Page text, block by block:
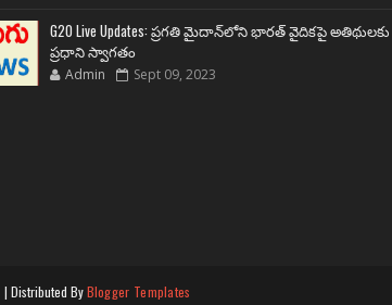
G20 Live Updates: ప్రగతి మైదాన్‌లోని భారత్ వైదికపై అతిథులకు
ప్రధాని స్వాగతం
Admin Sept 09, 2023
| Distributed ByBlogger Templates